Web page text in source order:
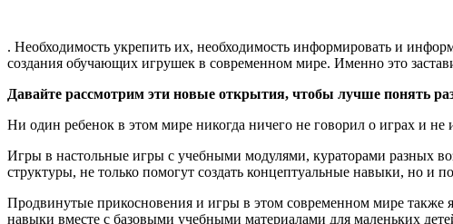
. Необходимость укрепить их, необходимость информировать и
создания обучающих игрушек в современном мире. Именно это
Давайте рассмотрим эти новые открытия, чтобы лучше понять
Ни один ребенок в этом мире никогда ничего не говорил о играх и
Игры в настольные игры с учебными модулями, кураторами разных
структуры, не только помогут создать концептуальные навыки, но и
Продвинутые прикосновения и игры в этом современном мире также
навыки вместе с базовыми учебными материалами для маленьких